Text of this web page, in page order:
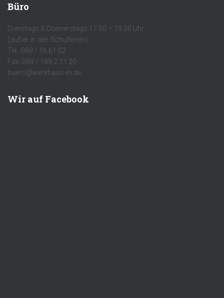
Büro
Dienstags & Donnerstags 17:00 – 19:00 Uhr
(außer in den Schulferien)
Tel.: 089 / 16 61 02
Fax: 089 / 189 2 11 20
buero@werkhaus-ev.de
Wir auf Facebook